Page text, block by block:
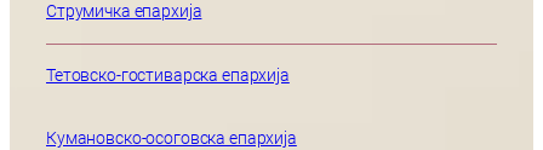
Струмичка епархија
Тетовско-гостиварска епархија
Кумановско-осоговска епархија